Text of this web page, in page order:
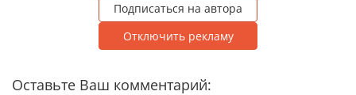
Подписаться на автора
Отключить рекламу
Оставьте Ваш комментарий: